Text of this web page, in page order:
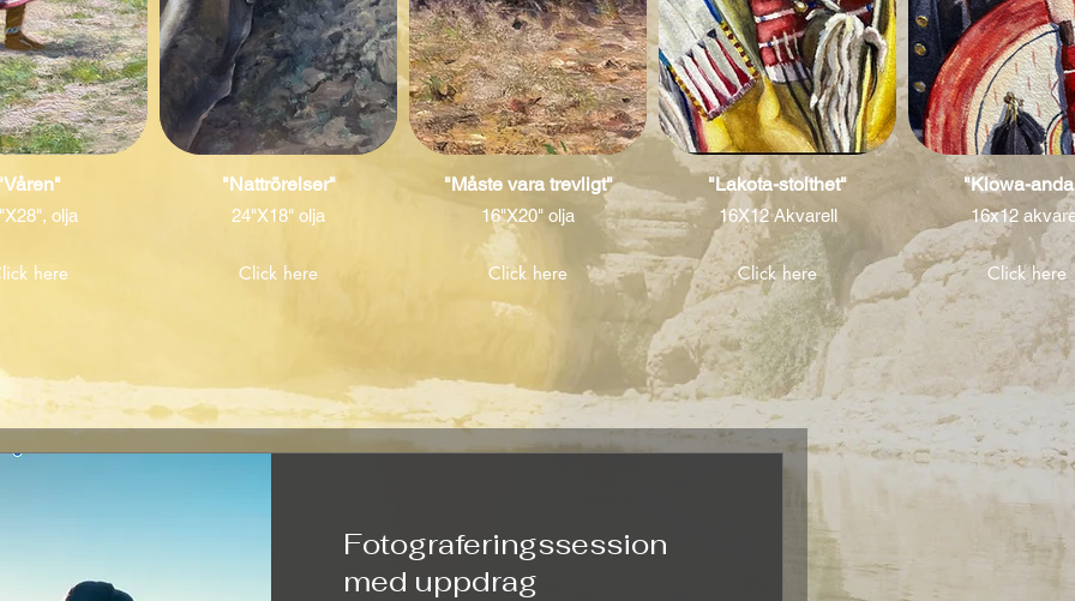
olja
here
"Nattrörelser"
24"X18" olja
Click here
"Måste vara trevligt"
16"X20" olja
Click here
"Lakota-stolthet"
16X12 Akvarell
Click here
"Kiowa-
16x12
Click here
Fotograferingssession
med uppdrag